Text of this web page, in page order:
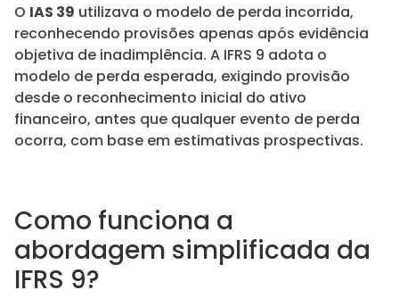
O IAS 39 utilizava o modelo de perda incorrida,
reconhecendo provisões apenas após evidência
objetiva de inadimplência. A IFRS 9 adota o
modelo de perda esperada, exigindo provisão
desde o reconhecimento inicial do ativo
financeiro, antes que qualquer evento de perda
ocorra, com base em estimativas prospectivas.
Como funciona a
abordagem simplificada da
IFRS 9?